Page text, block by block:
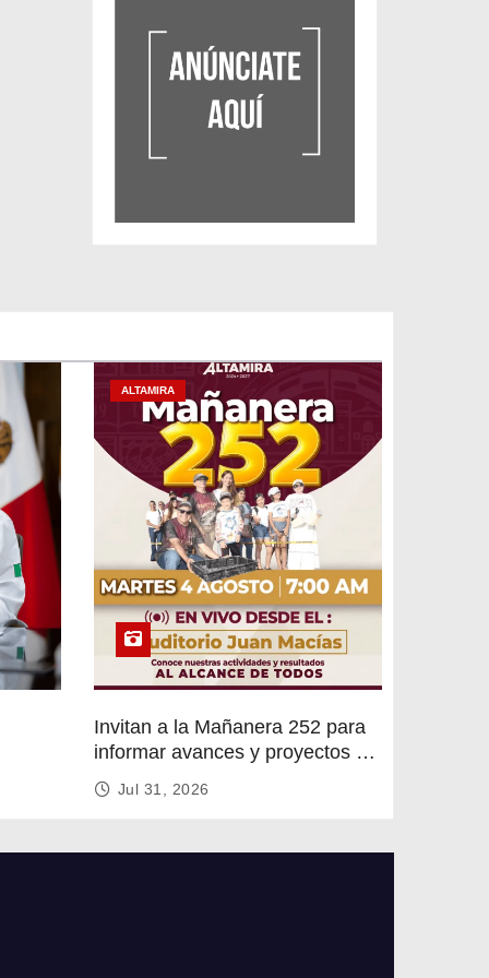
ALTAMIRA
Invitan a la Mañanera 252 para
informar avances y proyectos de
Altamira
Jul 31, 2026